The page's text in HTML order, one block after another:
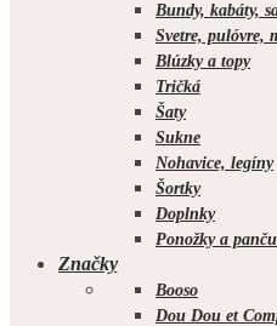
Bundy, kabáty,
Svetre, pulóvre,
Blúzky a topy
Tričká
Šaty
Sukne
Nohavice, legíny
Šortky
Doplnky
Ponožky a
Značky
Booso
Dou Dou et